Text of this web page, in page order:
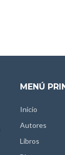
MENÚ
Inicio
Autores
Libros